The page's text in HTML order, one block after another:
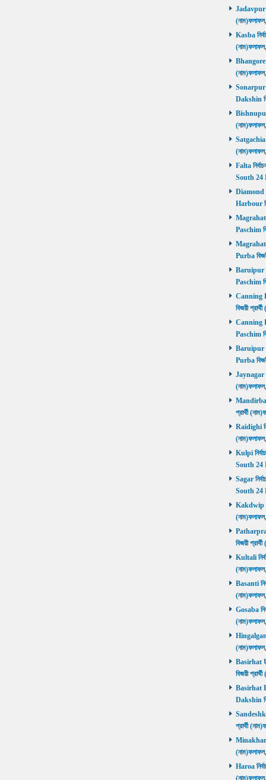
Jadavpur
Kasba
Bhangore
Sonarpur
Dakshin
Bishnupur
Satgachia
Falta
South 24
Diamond
Harbour
Magrahat
Paschim
Magrahat
Purba
Baruipur
Paschim
Canning
বিজয়ী
Canning
Paschim
Baruipur
Purba
Jaynagar
প্রার্থী
Raidighi
Kulpi
South 24
Sagar
South 24
Kakdwip
বিজয়ী
Kultali
Basanti
Gosaba
Hingalganj
Basirhat
বিজয়ী
Basirhat
Dakshin
প্রার্থী
Minakhan
Haroa